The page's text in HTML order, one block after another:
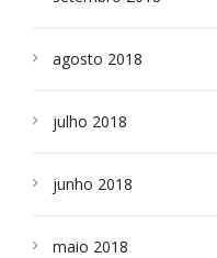
agosto 2018
julho 2018
junho 2018
maio 2018